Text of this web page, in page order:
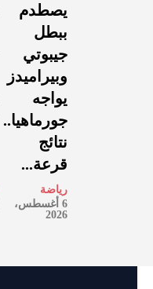
يصطدم
ببطل
جيبوتي
وبيراميدز
يواجه
جورماهيا..
نتائج
قرعة...
رياضة
6 أغسطس،
2026